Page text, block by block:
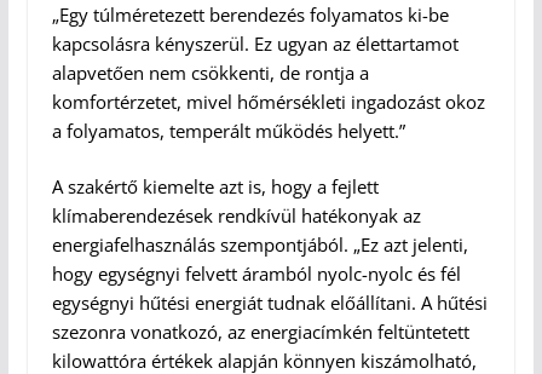
„Egy túlméretezett berendezés folyamatos ki-be
kapcsolásra kényszerül. Ez ugyan az élettartamot
alapvetően nem csökkenti, de rontja a
komfortérzetet, mivel hőmérsékleti ingadozást okoz
a folyamatos, temperált működés helyett.”
A szakértő kiemelte azt is, hogy a fejlett
klímaberendezések rendkívül hatékonyak az
energiafelhasználás szempontjából. „Ez azt jelenti,
hogy egységnyi felvett áramból nyolc-nyolc és fél
egységnyi hűtési energiát tudnak előállítani. A hűtési
szezonra vonatkozó, az energiacímkén feltüntetett
kilowattóra értékek alapján könnyen kiszámolható,